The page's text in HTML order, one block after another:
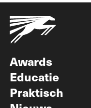
Awards
Educatie
Praktisch